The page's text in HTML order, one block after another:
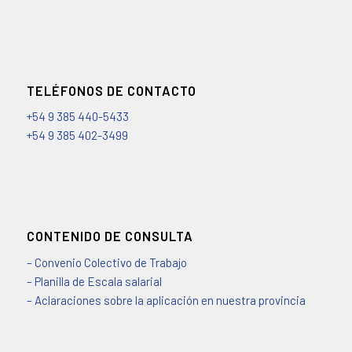
TELÉFONOS DE CONTACTO
+54 9 385 440-5433
+54 9 385 402-3499
CONTENIDO DE CONSULTA
– Convenio Colectivo de Trabajo
– Planilla de Escala salarial
– Aclaraciones sobre la aplicación en nuestra provincia